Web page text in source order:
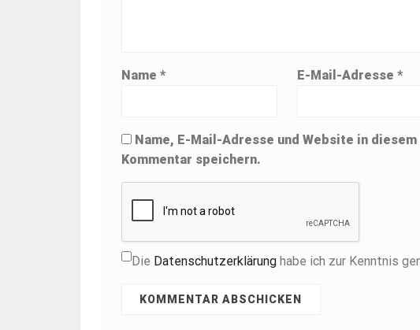
Name * E-Mail-Adresse*
Name, E-Mail-Adresse und Website in
Kommentar speichern.
Die Datenschutzerklärung habe ich zur Kenntnis